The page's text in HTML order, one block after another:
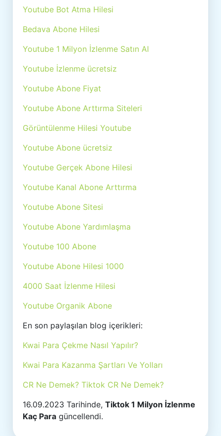
Youtube Bot Atma Hilesi
Bedava Abone Hilesi
Youtube 1 Milyon İzlenme Satın Al
Youtube İzlenme ücretsiz
Youtube Abone Fiyat
Youtube Abone Arttırma Siteleri
Görüntülenme Hilesi Youtube
Youtube Abone ücretsiz
Youtube Gerçek Abone Hilesi
Youtube Kanal Abone Arttırma
Youtube Abone Sitesi
Youtube Abone Yardımlaşma
Youtube 100 Abone
Youtube Abone Hilesi 1000
4000 Saat İzlenme Hilesi
Youtube Organik Abone
En son paylaşılan blog içerikleri:
Kwai Para Çekme Nasıl Yapılır?
Kwai Para Kazanma Şartları Ve Yolları
CR Ne Demek? Tiktok CR Ne Demek?
16.09.2023 Tarihinde,Tiktok 1 Milyon İzlenme
Kaç Para güncellendi.